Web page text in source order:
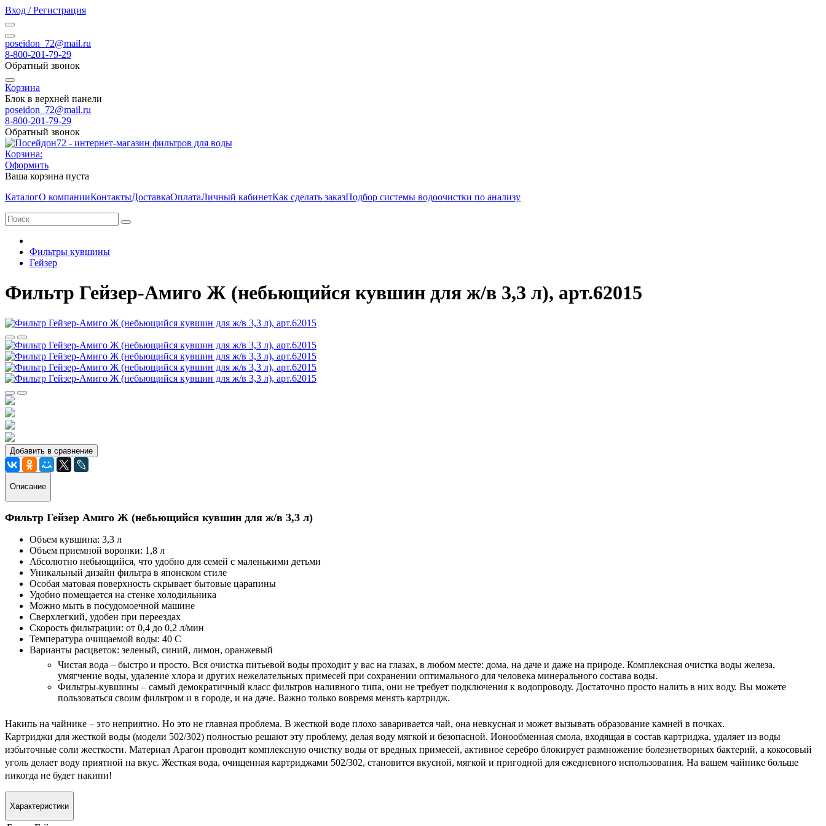
Вход / Регистрация
poseidon_72@mail.ru
8-800-201-79-29
Обратный звонок
Корзина
Блок в верхней панели
poseidon_72@mail.ru
8-800-201-79-29
Обратный звонок
Корзина:
Оформить
Ваша корзина пуста
КаталогО компанииКонтактыДоставкаОплатаЛичный кабинетКак сделать заказПодбор системы водоочистки по анализу
Фильтры кувшины
Гейзер
Фильтр Гейзер-Амиго Ж (небьющийся кувшин для ж/в 3,3 л), арт.62015
Добавить в сравнение
Описание
Фильтр Гейзер Амиго Ж (небьющийся кувшин для ж/в 3,3 л)
Объем кувшина: 3,3 л
Объем приемной воронки: 1,8 л
Абсолютно небьющийся, что удобно для семей с маленькими детьми
Уникальный дизайн фильтра в японском стиле
Особая матовая поверхность скрывает бытовые царапины
Удобно помещается на стенке холодильника
Можно мыть в посудомоечной машине
Сверхлегкий, удобен при переездах
Скорость фильтрации: от 0,4 до 0,2 л/мин
Температура очищаемой воды: 40 С
Варианты расцветок: зеленый, синий, лимон, оранжевый
Чистая вода – быстро и просто. Вся очистка питьевой воды проходит у вас на глазах, в любом месте: дома, на даче и даже на природе. Комплексная очистка воды железа,
умягчение воды, удаление хлора и других нежелательных примесей при сохранении оптимального для человека минерального состава воды.
Фильтры-кувшины – самый демократичный класс фильтров наливного типа, они не требует подключения к водопроводу. Достаточно просто налить в них воду. Вы можете
пользоваться своим фильтром и в городе, и на даче. Важно только вовремя менять картридж.
Накипь на чайнике – это неприятно. Но это не главная проблема. В жесткой воде плохо заваривается чай, она невкусная и может вызывать образование камней в почках.
Картриджи для жесткой воды (модели 502/302) полностью решают эту проблему, делая воду мягкой и безопасной. Ионообменная смола, входящая в состав картриджа, удаляет из воды
избыточные соли жесткости. Материал Арагон проводит комплексную очистку воды от вредных примесей, активное серебро блокирует размножение болезнетворных бактерий, а кокосовый
уголь делает воду приятной на вкус. Жесткая вода, очищенная картриджами 502/302, становится вкусной, мягкой и пригодной для ежедневного использования. На вашем чайнике больше
никогда не будет накипи!
Характеристики